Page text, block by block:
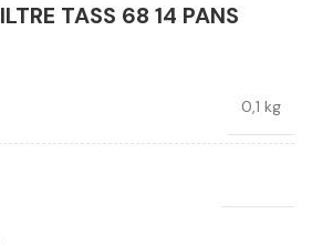
TASS 68 14 PANS
0,1 kg